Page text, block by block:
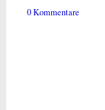
0 Kommentare